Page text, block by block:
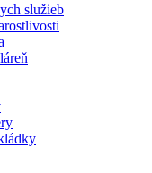
služieb